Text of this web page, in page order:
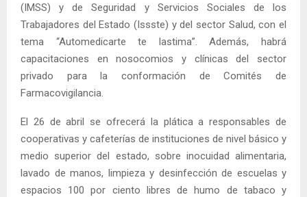
(IMSS) y de Seguridad y Servicios Sociales de los
Trabajadores del Estado (Issste) y del sector Salud, con el
tema “Automedicarte te lastima”. Además, habrá
capacitaciones en nosocomios y clínicas del sector
privado para la conformación de Comités de
Farmacovigilancia.
El 26 de abril se ofrecerá la plática a responsables de
cooperativas y cafeterías de instituciones de nivel básico y
medio superior del estado, sobre inocuidad alimentaria,
lavado de manos, limpieza y desinfección de escuelas y
espacios 100 por ciento libres de humo de tabaco y